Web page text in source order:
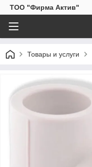
ТОО "Фирма Актив"
Товары и услуги